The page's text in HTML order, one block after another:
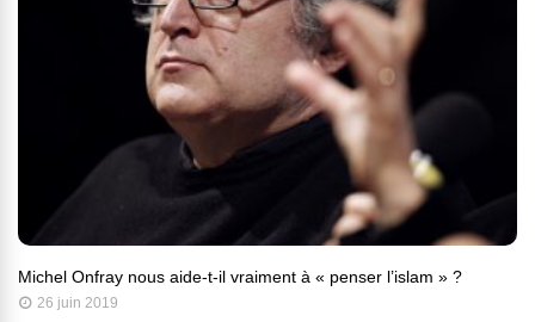
Michel Onfray nous aide-t-il vraiment à « penser l’islam » ?
26 juin 2019